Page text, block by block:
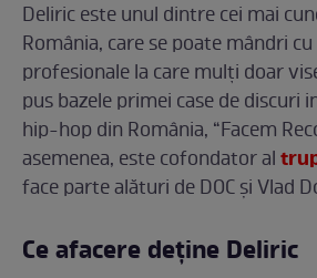
Deliric este unul dintre cei mai
România, care se poate mândri
profesionale la care mulți doar
pus bazele primei case de discuri
hip-hop din România, “Facem
asemenea, este cofondator al
face parte alături de DOC şi Vlad
Ce afacere deține Deliric